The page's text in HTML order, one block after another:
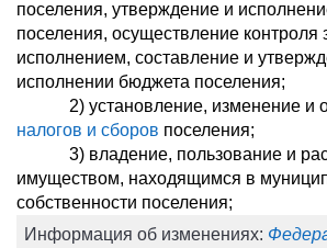
поселения, утверждение и
поселения, осуществление контроля
исполнением, составление и
исполнении бюджета поселения;
2) установление, изменение и
налогов и сборов поселения;
3) владение, пользование и
имуществом, находящимся в
собственности поселения;
Информация об изменениях: